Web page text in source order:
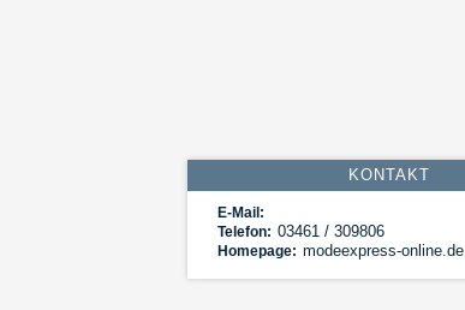
KONTAKT
E-Mail:
Telefon: 03461 / 309806
Homepage: modeexpress-online.de